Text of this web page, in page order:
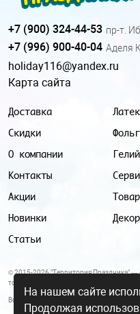
Доставка
Скидки
О компании
Контакты
Акции
Новинки
Статьи
+7 (900) 324-44-53 пр-т.
+7 (996) 900-40-04 Аделя
holiday116@yandex.ru
Карта сайта
© 2015-2026 "Территория Праздника"
товаров для праздника.
Все цены и условия, указанные на
На нашем сайте
Продолжая